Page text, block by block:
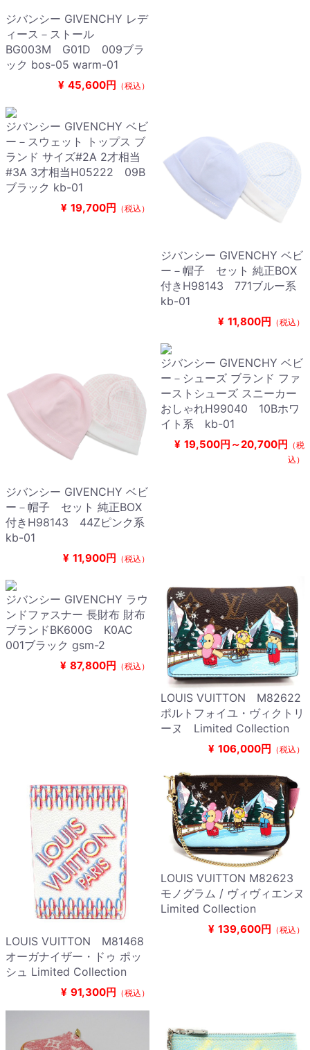
ジバンシー GIVENCHY レデ
ィース－ストール
BG003M G01D 009ブラ
ック bos-05 warm-01
¥ 45,600円 （税込）
ジバンシー GIVENCHY ベビ
ー－スウェット トップス ブ
ランド サイズ#2A 2才相当
#3A 3才相当H05222 09B
ブラック kb-01
¥ 19,700円 （税込）
ジバンシー GIVENCHY ベビ
ー－帽子 セット 純正BOX
付きH98143 771ブルー系
kb-01
¥ 11,800円 （税込）
ジバンシー GIVENCHY ベビ
ー－帽子 セット 純正BOX
付きH98143 44Zピンク系
kb-01
¥ 11,900円 （税込）
ジバンシー GIVENCHY ベビ
ー－シューズ ブランド ファ
ーストシューズ スニーカー
おしゃれH99040 10Bホワ
イト系 kb-01
¥ 19,500円～20,700円 （税
込）
ジバンシー GIVENCHY ラウ
ンドファスナー 長財布 財布
ブランドBK600G K0AC
001ブラック gsm-2
¥ 87,800円 （税込）
LOUIS VUITTON M82622
ポルトフォイユ・ヴィクトリ
ーヌ Limited Collection
¥ 106,000円 （税込）
LOUIS VUITTON M81468
オーガナイザー・ドゥ ポッ
シュ Limited Collection
¥ 91,300円 （税込）
LOUIS VUITTON M82623
モノグラム / ヴィヴィエンヌ
Limited Collection
¥ 139,600円 （税込）